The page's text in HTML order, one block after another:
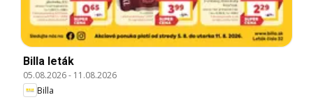
Billa leták
05.08.2026- 11.08.2026
Billa